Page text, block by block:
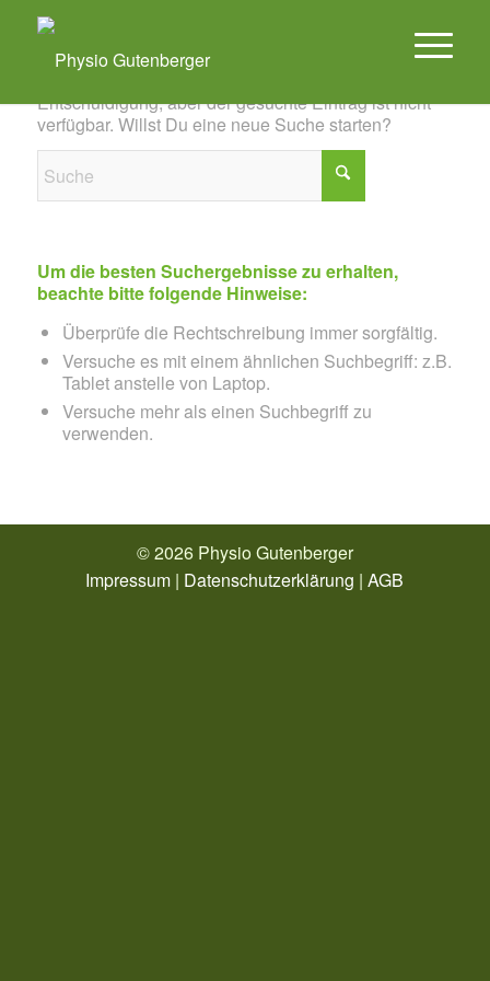
Entschuldigung, aber der gesuchte Eintrag ist nicht
verfügbar. Willst Du eine neue Suche starten?
Um die besten Suchergebnisse zu erhalten,
beachte bitte folgende Hinweise:
Überprüfe die Rechtschreibung immer sorgfältig.
Versuche es mit einem ähnlichen Suchbegriff: z.B.
Tablet anstelle von Laptop.
Versuche mehr als einen Suchbegriff zu
verwenden.
© 2026 Physio Gutenberger
Impressum | Datenschutzerklärung |AGB